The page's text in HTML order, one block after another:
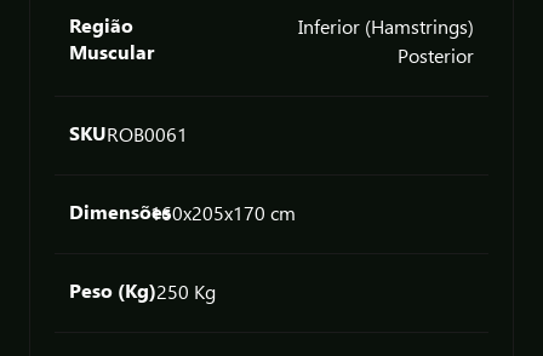
Região
Muscular
Inferior (Hamstrings)
Posterior
SKUROB0061
Dimensões160x205x170 cm
Peso (Kg)250 Kg